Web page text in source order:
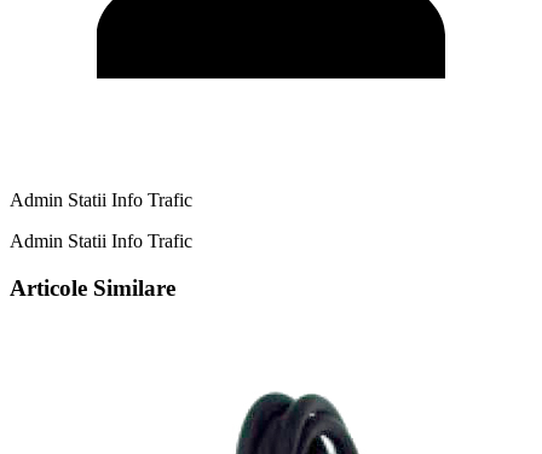
Admin Statii Info Trafic
Admin Statii Info Trafic
Articole Similare